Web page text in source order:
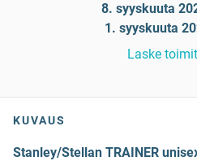
8. syyskuuta
1. syyskuuta
Laske
KUVAUS
Stanley/Stellan TRAINER